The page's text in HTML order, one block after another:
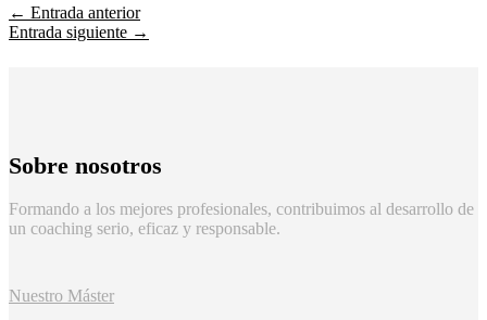
← Entrada anterior
Entrada siguiente →
Sobre nosotros
Formando a los mejores profesionales, contribuimos al desarrollo de
un coaching serio, eficaz y responsable.
Nuestro Máster